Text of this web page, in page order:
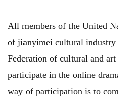
All members of the United
of jianyimei cultural
Federation of cultural and
participate in the online
way of participation is to